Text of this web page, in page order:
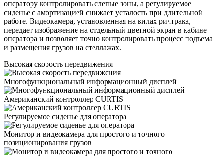
оператору контролировать слепые зоны, а регулируемое
сиденье с амортизацией снижает усталость при длительной
работе. Видеокамера, установленная на вилах ричтрака,
передает изображение на отдельный цветной экран в кабине
оператора и позволяет точно контролировать процесс подъема
и размещения грузов на стеллажах.
Высокая скорость передвижения
Многофункциональный информационный дисплей
Американский контроллер CURTIS
Регулируемое сиденье для оператора
Монитор и видеокамера для простого и точного
позиционирования грузов